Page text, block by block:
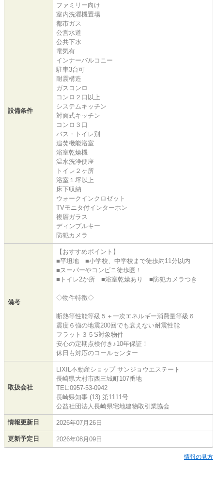
設備条件
ファミリー向け
室内洗濯機置場
都市ガス
公営水道
公共下水
電気有
インナーバルコニー
駐車3台可
耐震構造
ガスコンロ
コンロ２口以上
システムキッチン
対面式キッチン
コンロ３口
バス・トイレ別
追焚機能浴室
浴室乾燥機
温水洗浄便座
トイレ２ヶ所
浴室１坪以上
床下収納
ウォークインクロゼット
TVモニタ付インターホン
複層ガラス
ディンプルキー
防犯カメラ
備考
【おすすめポイント】
■平坦地 ■小学校、中学校まで徒歩約11分以内
■スーパーやコンビニ徒歩圏！
■トイレ2か所 ■浴室乾燥あり ■防犯カメラつき
◇物件特徴◇
断熱等性能等級５＋一次エネルギー消費量等級６
震度６強の地震200回でも衰えない耐震性能
フラット３５S対象物件
安心の定期点検付き♪10年保証！
休日も対応のコールセンター
取扱会社
LIXIL不動産ショップ サンジョウエステート
長崎県大村市西三城町107番地
TEL:0957-53-0942
長崎県知事 (13) 第1111号
公益社団法人長崎県宅地建物取引業協会
情報更新日 2026年07月26日
更新予定日 2026年08月09日
情報の見方